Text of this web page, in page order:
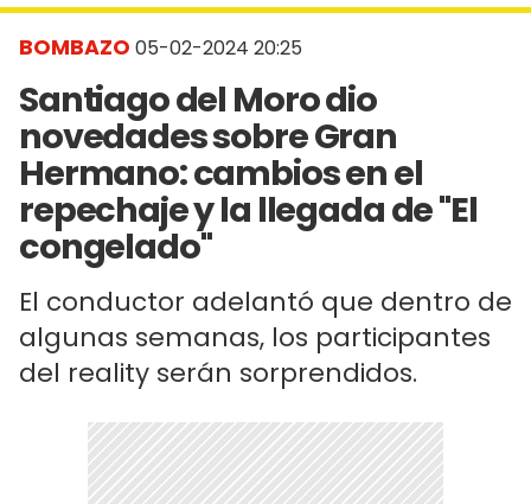
BOMBAZO 05-02-2024 20:25
Santiago del Moro dio
novedades sobre Gran
Hermano: cambios en el
repechaje y la llegada de "El
congelado"
El conductor adelantó que dentro de
algunas semanas, los participantes
del reality serán sorprendidos.